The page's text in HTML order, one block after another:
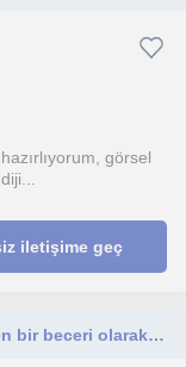
görsel
iletişime geç
İngilizceyi zor bir ders değil, öğrenilebilen bir beceri olarak görüyorum.İngilizcesini geliştirmek isteyen herkesle çalışabilirim